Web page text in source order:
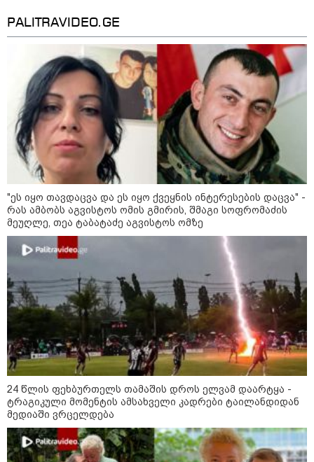
15:49 / 06-08-2026
შეიძინე ალდაგის სამოგზაურო დაზღვევა და
მიიღე გაორმაგებული ინტერნეტი
საზოგადოება
11:36 / 08-08-2026
წელიწადნახევარში საქართველოში 164
ადამიანი დაიკარგა - 57 პირს ამ დრომდე
ეძებენ
PALITRAVIDEO.GE
"ეს იყო თავდაცვა და ეს იყო ქვეყნის ინტერესების დაცვა" -
რას ამბობს აგვისტოს ომის გმირის, შმაგი სოფრომაძის
მეუღლე, თეა ტაბატაძე აგვისტოს ომზე
24 წლის ფეხბურთელს თამაშის დროს ელვამ დაარტყა -
ტრაგიკული მომენტის ამსახველი კადრები ტაილანდიდან
მედიაში ვრცელდება